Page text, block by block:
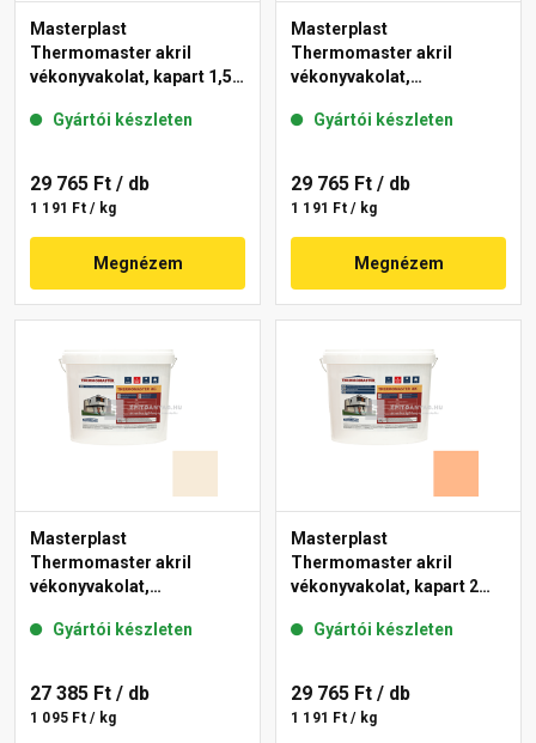
Masterplast
Thermomaster akril
vékonyvakolat, kapart 1,5
Gyártói készleten
29 765 Ft / db
1 191 Ft / kg
Megnézem
Masterplast
Thermomaster akril
vékonyvakolat,
10-D 25 kg
Gyártói készleten
29 765 Ft / db
1 191 Ft / kg
Megnézem
Masterplast
Thermomaster akril
vékonyvakolat,
48-F 25 kg
Gyártói készleten
27 385 Ft / db
1 095 Ft / kg
Masterplast
Thermomaster akril
vékonyvakolat, kapart 2
Gyártói készleten
29 765 Ft / db
1 191 Ft / kg